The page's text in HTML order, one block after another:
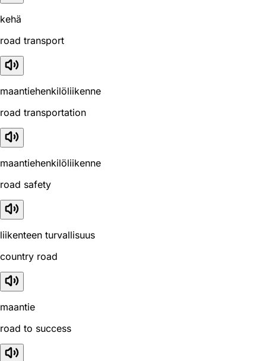
kehä
road transport
maantiehenkilöliikenne
road transportation
maantiehenkilöliikenne
road safety
liikenteen turvallisuus
country road
maantie
road to success